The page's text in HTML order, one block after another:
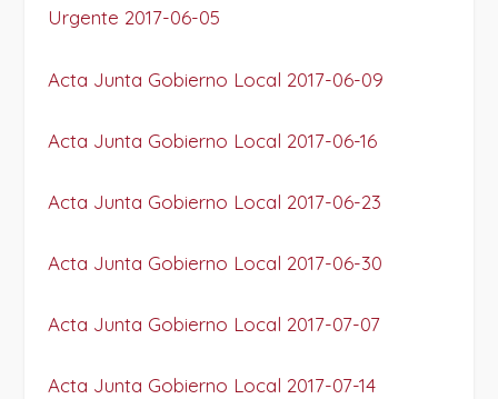
Urgente 2017-06-05
Acta Junta Gobierno Local 2017-06-09
Acta Junta Gobierno Local 2017-06-16
Acta Junta Gobierno Local 2017-06-23
Acta Junta Gobierno Local 2017-06-30
Acta Junta Gobierno Local 2017-07-07
Acta Junta Gobierno Local 2017-07-14